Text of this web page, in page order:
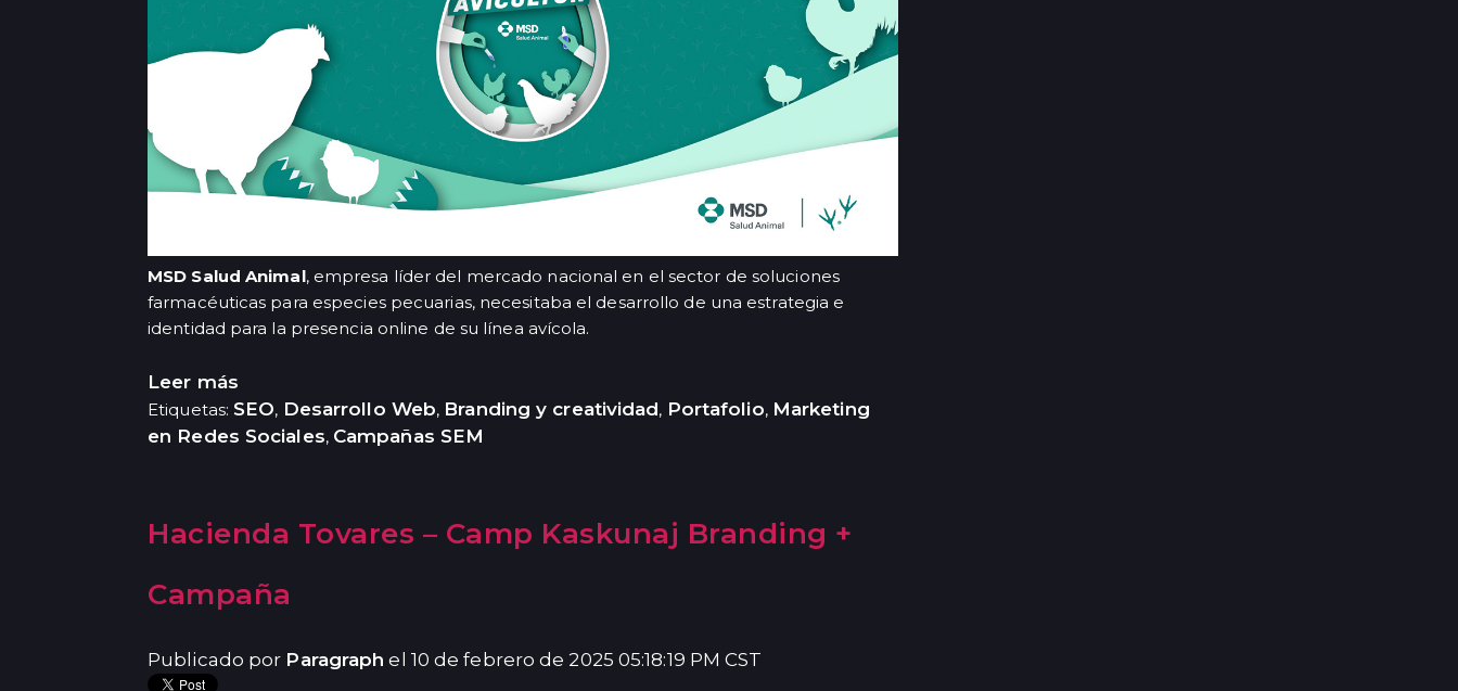
MSD Salud Animal, empresa líder del mercado nacional en el sector de soluciones
farmacéuticas para especies pecuarias, necesitaba el desarrollo de una estrategia e
identidad para la presencia online de su línea avícola.
Leer más
Etiquetas: SEO, Desarrollo Web, Branding y creatividad, Portafolio, Marketing
en Redes Sociales, Campañas SEM
Hacienda Tovares – Camp Kaskunaj Branding +
Campaña
Publicado por Paragraph el 10 de febrero de 2025 05:18:19 PM CST